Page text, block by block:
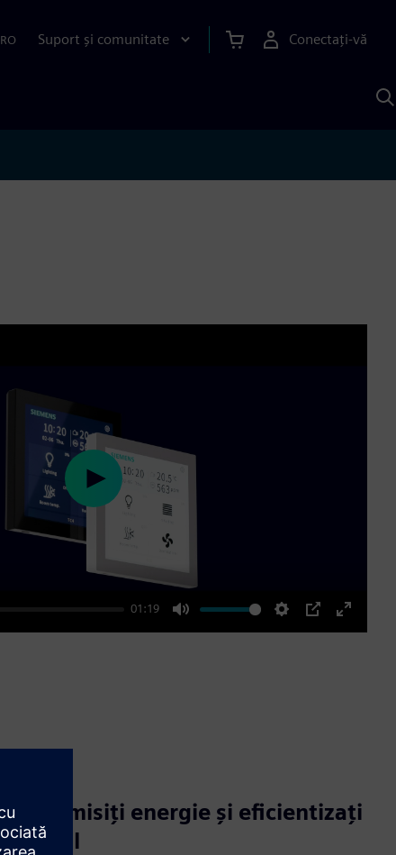
RO Suport și comunitate Conectați-vă
01:19
Mute Settings
PIP
Enter
Play
Economisiți energie și eficientizați
accesul